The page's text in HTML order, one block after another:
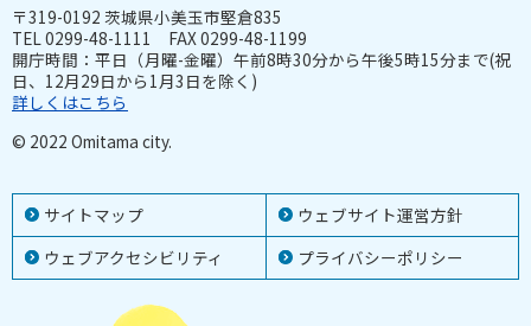
サイトマップ
ウェブサイト運営方針
ウェブアクセシビリティ
プライバシーポリシー
〒319-0192 茨城県小美玉市堅倉835
TEL 0299-48-1111 FAX 0299-48-1199
開庁時間：平日（月曜-金曜）午前8時30分から午後5時15分まで(祝
日、12月29日から1月3日を除く)
詳しくはこちら
© 2022 Omitama city.